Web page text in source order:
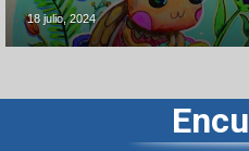
18 julio, 2024